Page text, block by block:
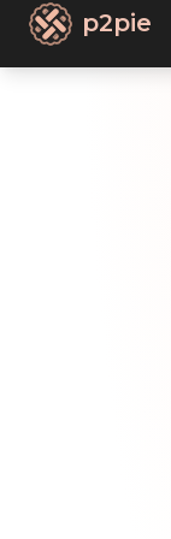
p2pie